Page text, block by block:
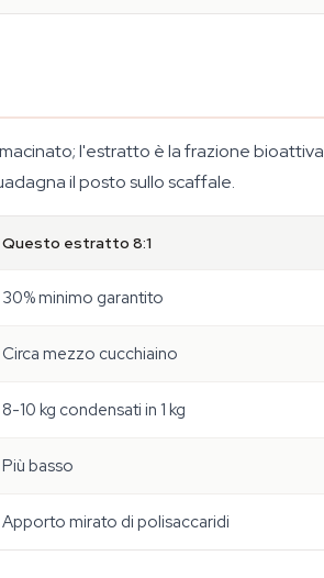
l'estratto è la frazione bioattiva
il posto sullo scaffale.
Questo estratto 8:1
30% minimo garantito
Circa mezzo cucchiaino
8-10 kg condensati in 1 kg
Più basso
Apporto mirato di polisaccaridi